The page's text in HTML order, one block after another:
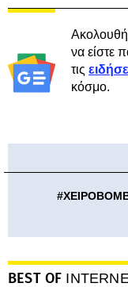
να είστε
τις
κόσμο.
#
BEST OF